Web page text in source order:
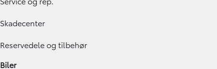
Skadecenter
Reservedele og tilbehør
Biler